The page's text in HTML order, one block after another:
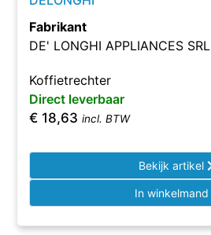
Fabrikant
DE' LONGHI APPLIANCES SRL
Koffietrechter
Direct leverbaar
€ 18,63 incl. BTW
Bekijk artikel
In winkelmand